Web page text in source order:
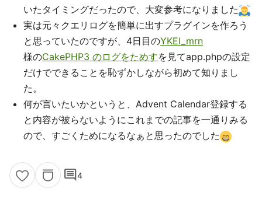
いたタイミングだったので、大変参考になりました
実は元々クエリログを簡単に出すプラグインを作ろう
と思っていたのですが、4日目のYKEI_mrn
様のCakePHP3 のログをためすを見てapp.phpの設定
だけでできることを恥ずかしながら初めて知りまし
た。
何が言いたいかというと、Advent Calendar登録する
と内容が被らないようにこれまでの記事を一通りみる
ので、すごくためになるなぁと思ったのでした
comment4